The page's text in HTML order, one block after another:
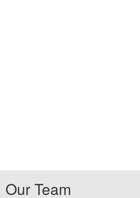
Our Team